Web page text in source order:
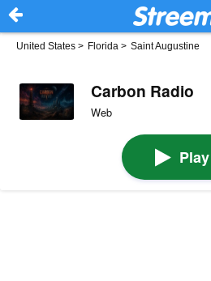
United States > Florida > Saint Augustine
Carbon Radio
Web
Play